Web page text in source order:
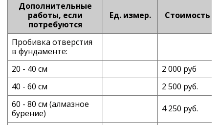
Дополнительные
работы, если
потребуются
Ед. измер. Стоимость
Пробивка отверстия
в фундаменте:
20 - 40 см
2 000 руб
40 - 60 см
2 500 руб.
60 - 80 см (алмазное
бурение)
4 250 руб.